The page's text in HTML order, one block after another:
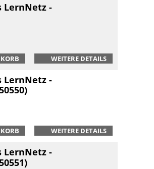
LernNetz -
WEITERE DETAILS
LernNetz -
WEITERE DETAILS
LernNetz -